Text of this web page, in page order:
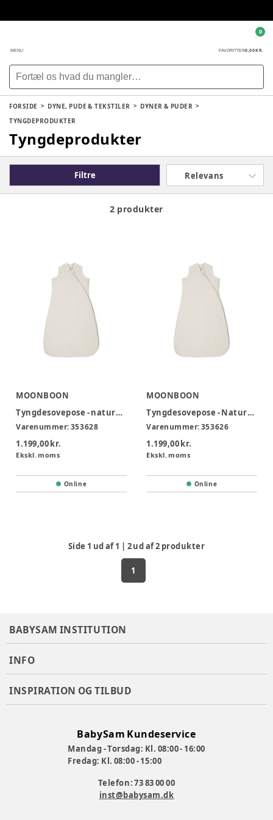
MENU FAVORITTER0,00 KR.
0
FORSIDE DYNE, PUDE & TEKSTILER
DYNER & PUDER
TYNGDEPRODUKTER
Tyngdeprodukter
Filtre Relevans
2 produkter
MOONBOON
Tyngdesovepose - nature 12-15 kg.
Varenummer:353628
1.199,00 kr.
Ekskl. moms
Online
MOONBOON
Tyngdesovepose - Nature, 9-12 kg.
Varenummer:353626
1.199,00 kr.
Ekskl. moms
Online
Side 1 ud af1 2ud af2 produkter
1
BABYSAM INSTITUTION
INFO
INSPIRATION OG TILBUD
BabySam Kundeservice
Mandag - Torsdag: Kl. 08:00 - 16:00
Fredag: Kl. 08:00 - 15:00
Telefon: 73 83 00 00
inst@babysam.dk